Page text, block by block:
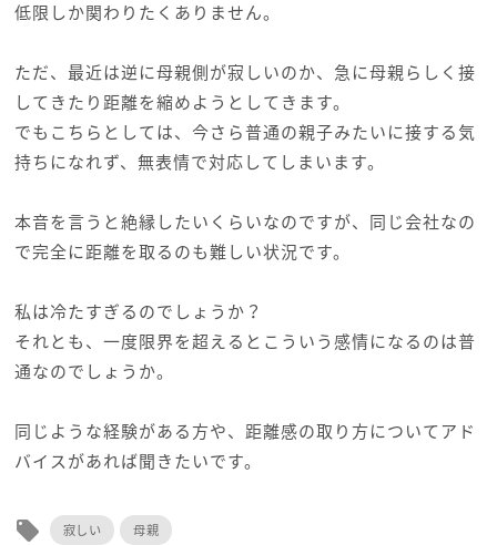
低限しか関わりたくありません。
ただ、最近は逆に母親側が寂しいのか、急に母親らしく接
してきたり距離を縮めようとしてきます。
でもこちらとしては、今さら普通の親子みたいに接する気
持ちになれず、無表情で対応してしまいます。
本音を言うと絶縁したいくらいなのですが、同じ会社なの
で完全に距離を取るのも難しい状況です。
私は冷たすぎるのでしょうか？
それとも、一度限界を超えるとこういう感情になるのは普
通なのでしょうか。
同じような経験がある方や、距離感の取り方についてアド
バイスがあれば聞きたいです。
local_offer 寂しい 母親